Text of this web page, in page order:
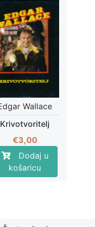
Wallace
Krivotvoritelj
€3,00
Dodaj u
košaricu